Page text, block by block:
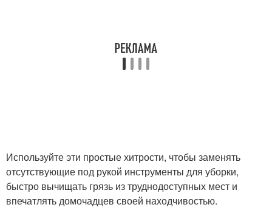
Используйте эти простые хитрости, чтобы заменять
отсутствующие под рукой инструменты для уборки,
быстро вычищать грязь из труднодоступных мест и
впечатлять домочадцев своей находчивостью.